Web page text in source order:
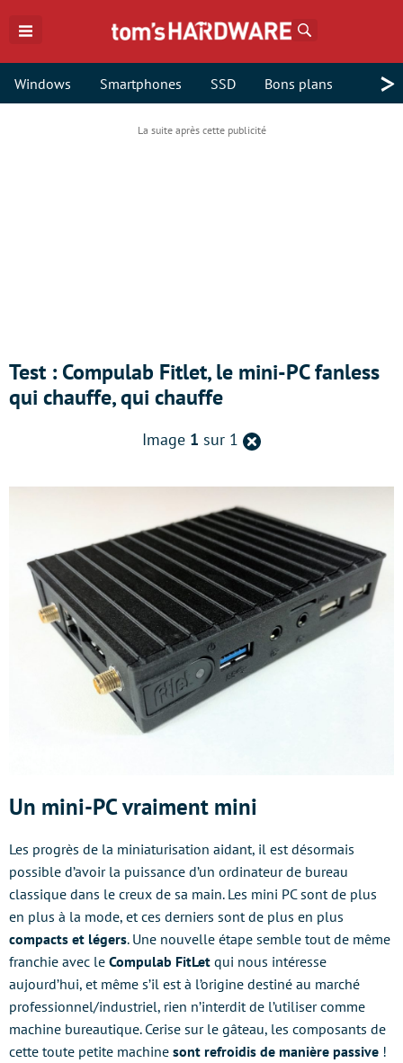
Windows Smartphones SSD Bons plans >
Test : Compulab Fitlet, le mini-PC fanless
qui chauffe, qui chauffe
Image 1 sur 1 Retour
la
page
précédente
Un mini-PC vraiment mini
Les progrès de la miniaturisation aidant, il est désormais
possible d’avoir la puissance d’un ordinateur de bureau
classique dans le creux de sa main. Les mini PC sont de plus
en plus à la mode, et ces derniers sont de plus en plus
compacts et légers. Une nouvelle étape semble tout de même
franchie avec le Compulab FitLet qui nous intéresse
aujourd’hui, et même s’il est à l’origine destiné au marché
professionnel/industriel, rien n’interdit de l’utiliser comme
machine bureautique. Cerise sur le gâteau, les composants de
cette toute petite machine sont refroidis de manière passive !